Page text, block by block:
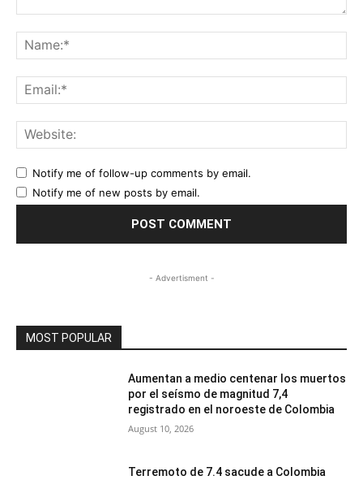
Notify me of follow-up comments by email.
Notify me of new posts by email.
- Advertisment -
MOST POPULAR
Aumentan a medio centenar los muertos
por el seísmo de magnitud 7,4
registrado en el noroeste de Colombia
August 10, 2026
Terremoto de 7.4 sacude a Colombia